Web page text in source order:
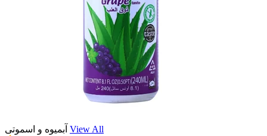
آبمیوه و اسموتی View All